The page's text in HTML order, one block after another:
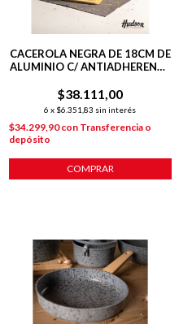
CACEROLA NEGRA DE 18CM DE
ALUMINIO C/ ANTIADHERENTE
$38.111,00
6 x $6.351,83 sin interés
$34.299,90con Transferencia o
depósito
COMPRAR